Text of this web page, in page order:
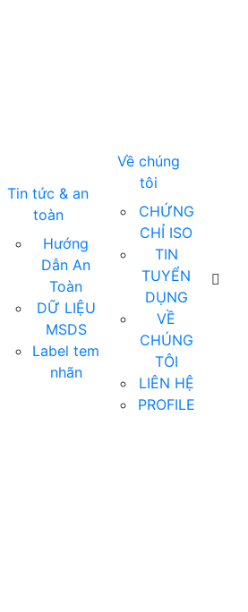
Tin tức & an
toàn
Hướng
Dẫn An
Toàn
DỮ LIỆU
MSDS
Label tem
nhãn
Về chúng
tôi
CHỨNG
CHỈ ISO
TIN
TUYỂN
DỤNG
VỀ
CHÚNG
TÔI
LIÊN HỆ
PROFILE